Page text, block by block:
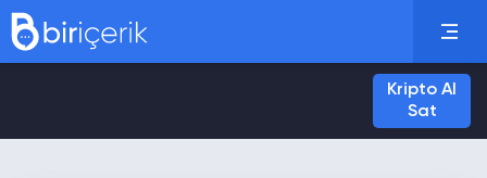
Kripto Al
Sat